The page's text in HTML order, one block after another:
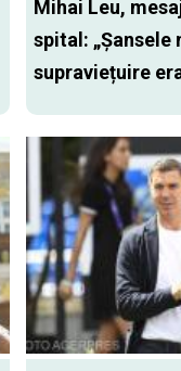
Mihai Leu,
spital: „Șansele
supraviețuire